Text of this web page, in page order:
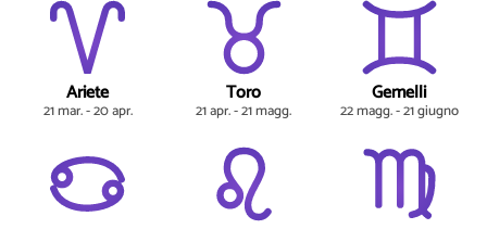
Ariete
21 mar. - 20 apr.
Toro
21 apr. - 21 magg.
Gemelli
22 magg. - 21 giugno